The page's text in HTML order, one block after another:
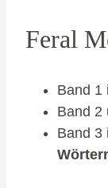
Feral
Band 1
Band 2
Band 3